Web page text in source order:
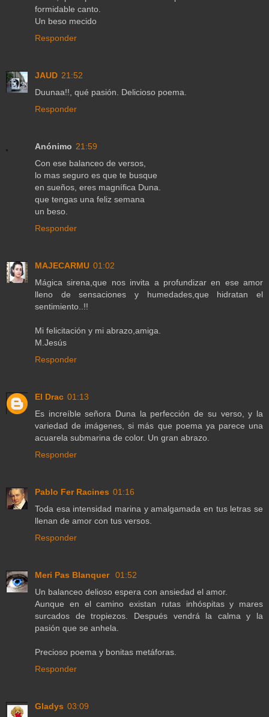
formidable canto.
Un beso mecido
Responder
JAUD 21:52
Duunaa!!, qué pasión. Delicioso poema.
Responder
Anónimo 21:59
Con ese balanceo de versos,
lo mas seguro es que te busque
en sueños, eres magnífica Duna.
que tengas una feliz semana
un beso.
Responder
MAJECARMU 01:02
Mágica sirena,que nos invita a profundizar en ese amor
lleno de sensaciones y humedades,que hidratan el
sentimiento..!!
Mi felicitación y mi abrazo,amiga.
M.Jesús
Responder
El Drac 01:13
Es increíble señora Duna la perfección de su verso, y la
variedad de imágenes, si más que poema ya parece una
acuarela submarina de color. Un gran abrazo.
Responder
Pablo Fer Racines 01:16
Toda esa intensidad marina y amalgamada en tus letras se
llenan de amor con tus versos.
Responder
Meri Pas Blanquer 01:52
Un balanceo delioso espera con ansiedad el amor.
Aunque en el camino existan rutas inhóspitas y mares
surcados de tropiezos. Después vendrá la calma y la
pasión que se anhela.
Precioso poema y bonitas metáforas.
Responder
Gladys 03:09